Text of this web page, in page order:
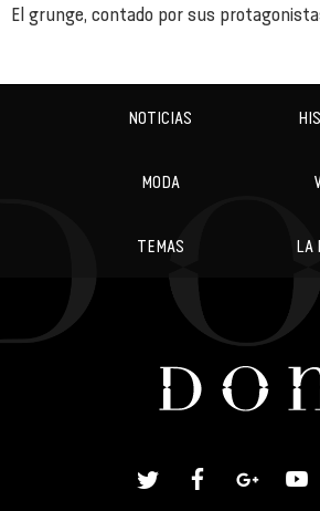
El grunge, contado por sus
NOTICIAS
MODA
TEMAS LA